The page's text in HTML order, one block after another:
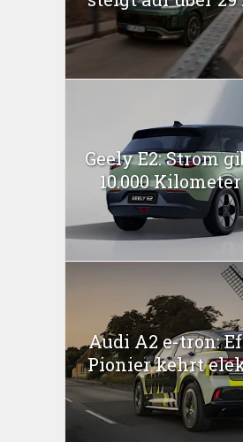
Geely E2: Strom
10.000
Audi A2 e-tron:
Pionier kehrt